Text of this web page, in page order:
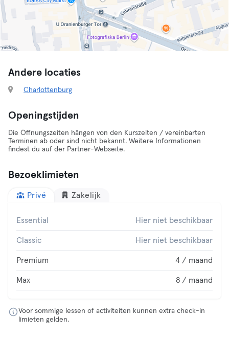
Andere locaties
Charlottenburg
Openingstijden
Die Öffnungszeiten hängen von den Kurszeiten / vereinbarten
Terminen ab oder sind nicht bekannt. Weitere Informationen
findest du auf der Partner-Webseite.
Bezoeklimieten
Privé Zakelijk
Essential Hier niet beschikbaar
Classic Hier niet beschikbaar
Premium 4 / maand
Max 8 / maand
Voor sommige lessen of activiteiten kunnen extra check-in
limieten gelden.